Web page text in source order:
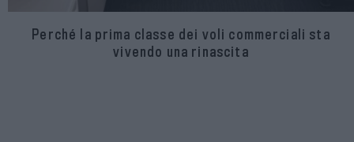
Perché la prima classe dei voli commerciali sta
vivendo una rinascita